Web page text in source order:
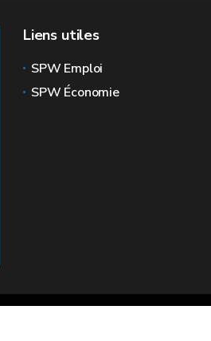
Liens utiles
SPW Emploi
SPW Économie